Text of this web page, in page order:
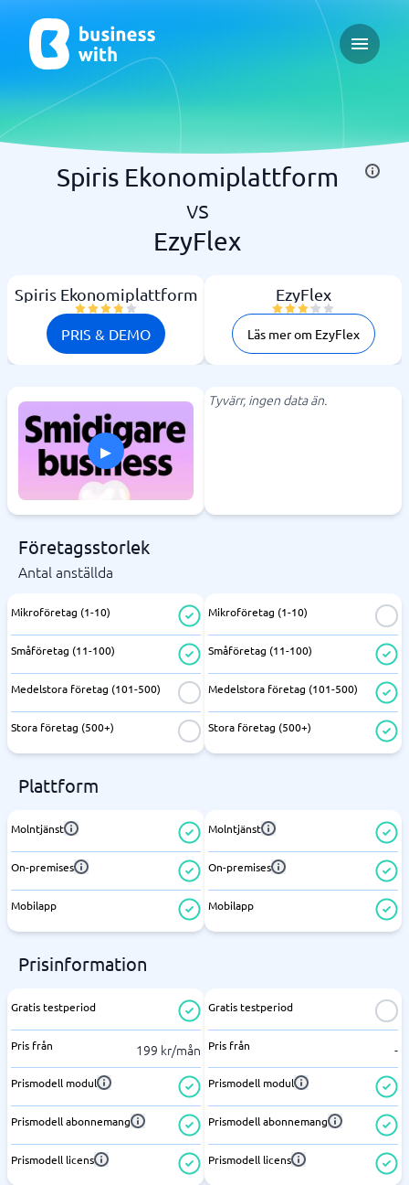
Open
Spiris Ekonomiplattform
vs
EzyFlex
Spiris Ekonomiplattform
PRIS & DEMO
EzyFlex
Läs mer om EzyFlex
▸
Tyvärr, ingen data än.
Företagsstorlek
Antal anställda
Mikroföretag (1-10)
Småföretag (11-100)
Medelstora företag (101-500)
Stora företag (500+)
Mikroföretag (1-10)
Småföretag (11-100)
Medelstora företag (101-500)
Stora företag (500+)
Plattform
Molntjänst
On-premises
Mobilapp
Molntjänst
On-premises
Mobilapp
Prisinformation
Gratis testperiod
Pris från 199 kr/mån
Prismodell modul
Prismodell abonnemang
Prismodell licens
Gratis testperiod
Pris från -
Prismodell modul
Prismodell abonnemang
Prismodell licens